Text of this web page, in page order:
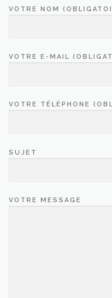
VOTRE NOM
VOTRE E-MAIL
VOTRE TÉLÉPHONE
SUJET
VOTRE MESSAGE